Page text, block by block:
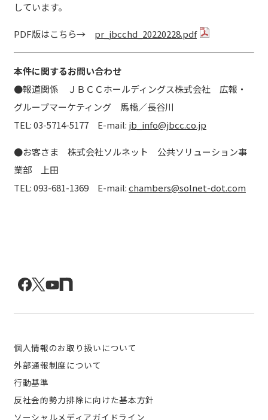
しています。
PDF版はこちら→ pr_jbcchd_20220228.pdf
本件に関するお問い合わせ
●報道関係 ＪＢＣＣホールディングス株式会社 広報・
グループマーケティング 馬橋／長谷川
TEL: 03-5714-5177 E-mail: jb_info@jbcc.co.jp
●お客さま 株式会社ソルネット 公共ソリューション事
業部 上田
TEL: 093-681-1369 E-mail:chambers@solnet-dot.com
個人情報のお取り扱いについて
外部通報制度について
行動基準
反社会的勢力排除に向けた基本方針
ソーシャルメディアガイドライン